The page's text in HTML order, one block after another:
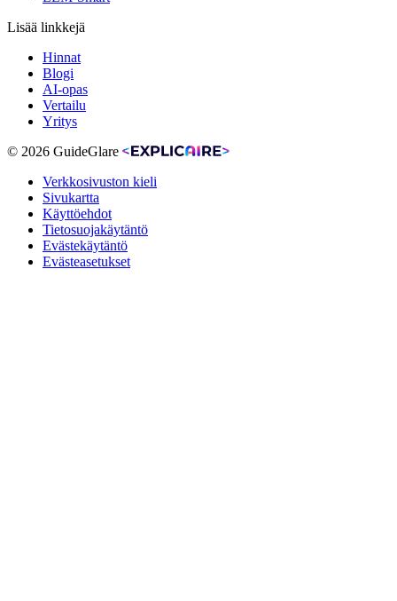
Lisää linkkejä
Hinnat
Blogi
AI-opas
Vertailu
Yritys
© 2026 GuideGlare
Verkkosivuston kieli
Sivukartta
Käyttöehdot
Tietosuojakäytäntö
Evästekäytäntö
Evästeasetukset